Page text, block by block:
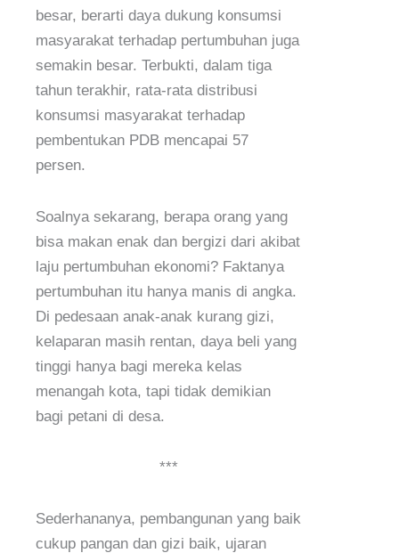
besar, berarti daya dukung konsumsi
masyarakat terhadap pertumbuhan juga
semakin besar. Terbukti, dalam tiga
tahun terakhir, rata-rata distribusi
konsumsi masyarakat terhadap
pembentukan PDB mencapai 57
persen.
Soalnya sekarang, berapa orang yang
bisa makan enak dan bergizi dari akibat
laju pertumbuhan ekonomi? Faktanya
pertumbuhan itu hanya manis di angka.
Di pedesaan anak-anak kurang gizi,
kelaparan masih rentan, daya beli yang
tinggi hanya bagi mereka kelas
menangah kota, tapi tidak demikian
bagi petani di desa.
***
Sederhananya, pembangunan yang baik
cukup pangan dan gizi baik, ujaran